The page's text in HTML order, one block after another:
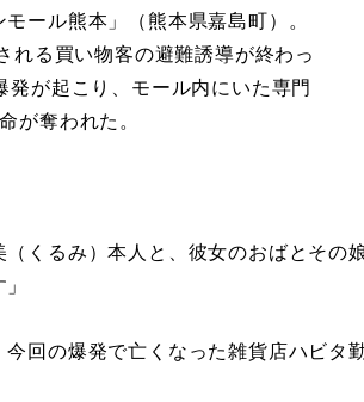
ール熊本」（熊本県嘉島町）。
れる買い物客の避難誘導が終わっ
発が起こり、モール内にいた専門
が奪われた。
（くるみ）本人と、彼女のおばとその
回の爆発で亡くなった雑貨店ハビタ